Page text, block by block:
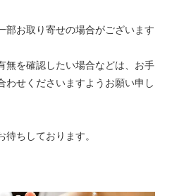
お取り寄せの場合がございます
無を確認したい場合などは、お手
わせくださいますようお願い申し
ちしております。